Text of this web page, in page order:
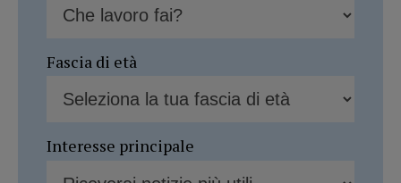
Fascia di età
Interesse principale